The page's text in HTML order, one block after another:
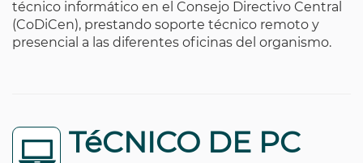
técnico informático en el Consejo Directivo Central
(CoDiCen), prestando soporte técnico remoto y
presencial a las diferentes oficinas del organismo.
TéCNICO DE PC